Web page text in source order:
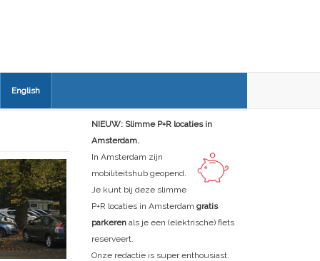
English
NIEUW: Slimme P+R locaties in
Amsterdam.
In Amsterdam zijn
mobiliteitshub geopend.
Je kunt bij deze slimme
P+R locaties in Amsterdam gratis
parkeren als je een (elektrische) fiets
reserveert.
Onze redactie is super enthousiast.